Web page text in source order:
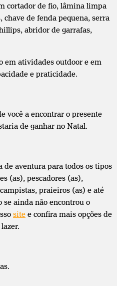
cortador de fio, lâmina limpa
de fenda pequena, serra
abridor de garrafas,
em atividades outdoor e em
e praticidade.
você a encontrar o presente
de ganhar no Natal.
de aventura para todos os tipos
(as), pescadores (as),
praieiros (as) e até
se ainda não encontrou o
site e confira mais opções de